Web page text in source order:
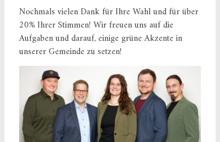
Nochmals vielen Dank für Ihre Wahl und für über
20% Ihrer Stimmen! Wir freuen uns auf die
Aufgaben und darauf, einige grüne Akzente in
unserer Gemeinde zu setzen!